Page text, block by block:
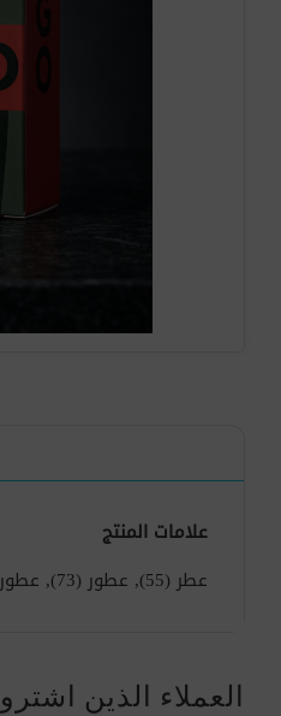
علامات المنتج
عطر (55)
, عطور (73)
,
العملاء الذين